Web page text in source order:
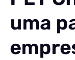
uma